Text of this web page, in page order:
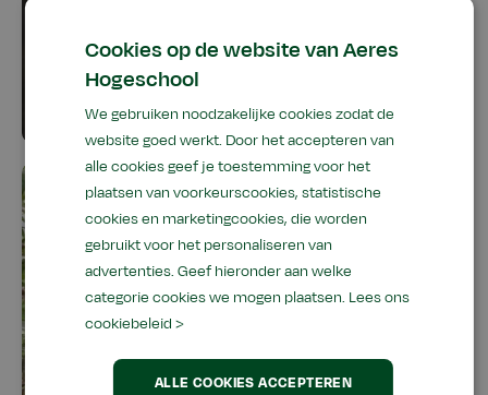
Cookies op de website van Aeres
Hogeschool
We gebruiken noodzakelijke cookies zodat de
website goed werkt. Door het accepteren van
alle cookies geef je toestemming voor het
plaatsen van voorkeurscookies, statistische
cookies en marketingcookies, die worden
gebruikt voor het personaliseren van
advertenties. Geef hieronder aan welke
categorie cookies we mogen plaatsen. Lees ons
cookiebeleid >
ALLE COOKIES ACCEPTEREN